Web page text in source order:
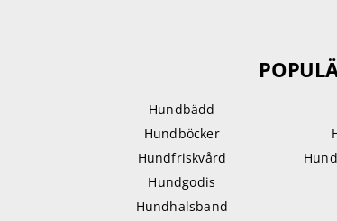
Hundbädd
Hundböcker
Hundfriskvård
Hundgodis
Hundhalsband